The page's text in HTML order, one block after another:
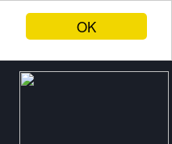
OK